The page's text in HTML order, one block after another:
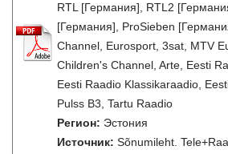
RTL [Германия], RTL2
[Германия], ProSieben
Channel, Eurosport, 3sat, MTV
Children's Channel, Arte, Eesti
Eesti Raadio Klassikaraadio,
Pulss B3, Tartu Raadio
Регион: Эстония
Источник: Sõnumileht.